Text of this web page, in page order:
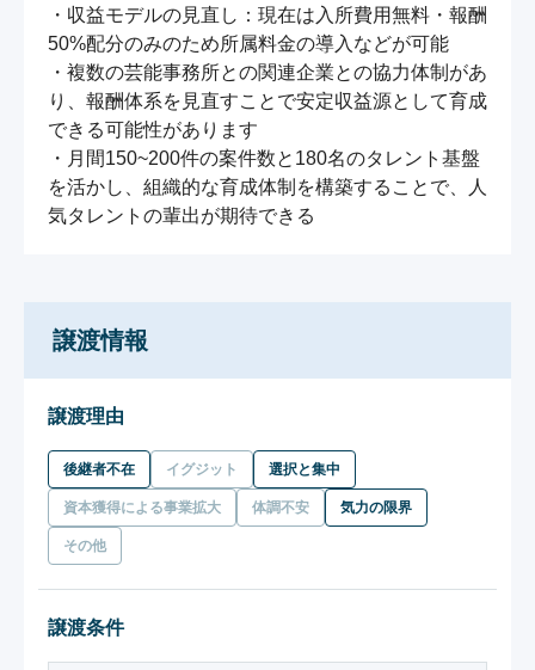
・収益モデルの見直し：現在は入所費用無料・報酬
50%配分のみのため所属料金の導入などが可能
・複数の芸能事務所との関連企業との協力体制があ
り、報酬体系を見直すことで安定収益源として育成
できる可能性があります
・月間150~200件の案件数と180名のタレント基盤
を活かし、組織的な育成体制を構築することで、人
気タレントの輩出が期待できる
譲渡情報
譲渡理由
後継者不在 イグジット 選択と集中
資本獲得による事業拡大 体調不安 気力の限界
その他
譲渡条件